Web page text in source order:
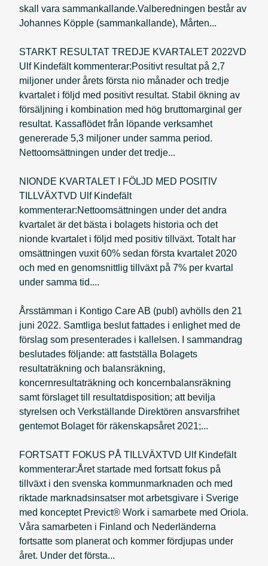
skall vara sammankallande.Valberedningen består av
Johannes Köpple (sammankallande), Mårten...
STARKT RESULTAT TREDJE KVARTALET 2022VD
Ulf Kindefält kommenterar:Positivt resultat på 2,7
miljoner under årets första nio månader och tredje
kvartalet i följd med positivt resultat. Stabil ökning av
försäljning i kombination med hög bruttomarginal ger
resultat. Kassaflödet från löpande verksamhet
genererade 5,3 miljoner under samma period.
Nettoomsättningen under det tredje...
NIONDE KVARTALET I FÖLJD MED POSITIV
TILLVÄXTVD Ulf Kindefält
kommenterar:Nettoomsättningen under det andra
kvartalet är det bästa i bolagets historia och det
nionde kvartalet i följd med positiv tillväxt. Totalt har
omsättningen vuxit 60% sedan första kvartalet 2020
och med en genomsnittlig tillväxt på 7% per kvartal
under samma tid....
Årsstämman i Kontigo Care AB (publ) avhölls den 21
juni 2022. Samtliga beslut fattades i enlighet med de
förslag som presenterades i kallelsen. I sammandrag
beslutades följande: att fastställa Bolagets
resultaträkning och balansräkning,
koncernresultaträkning och koncernbalansräkning
samt förslaget till resultatdisposition; att bevilja
styrelsen och Verkställande Direktören ansvarsfrihet
gentemot Bolaget för räkenskapsåret 2021;...
FORTSATT FOKUS PÅ TILLVÄXTVD Ulf Kindefält
kommenterar:Året startade med fortsatt fokus på
tillväxt i den svenska kommunmarknaden och med
riktade marknadsinsatser mot arbetsgivare i Sverige
med konceptet Previct® Work i samarbete med Oriola.
Våra samarbeten i Finland och Nederländerna
fortsatte som planerat och kommer fördjupas under
året. Under det första...